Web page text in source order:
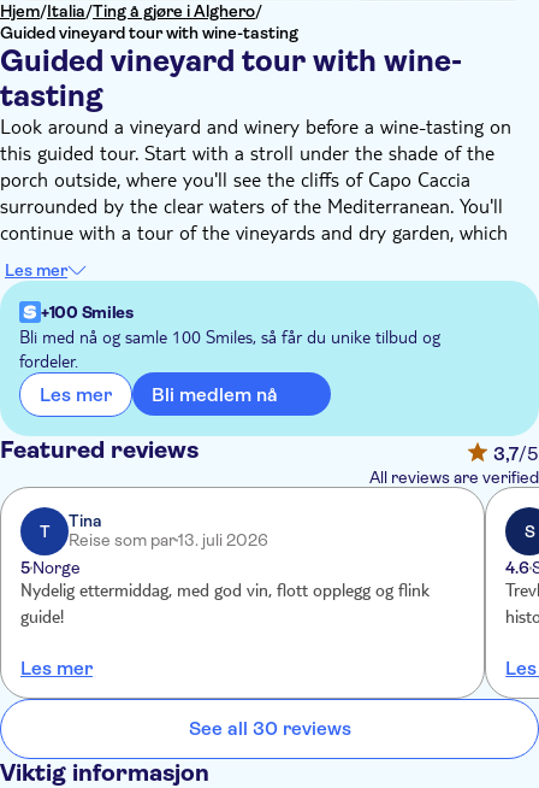
Hjem/Italia/Ting å gjøre i Alghero/
Guided vineyard tour with wine-tasting
Guided vineyard tour with wine-
tasting
Look around a vineyard and winery before a wine-tasting on
this guided tour. Start with a stroll under the shade of the
porch outside, where you'll see the cliffs of Capo Caccia
surrounded by the clear waters of the Mediterranean. You'll
continue with a tour of the vineyards and dry garden, which
cover more than 7,000 square metres and have over 80
different plant species growing there, all developed to thrive off
very little water. Then, you'll head down into the cellar to see
where the magic happens. During this part of the tour, you'll
learn how the flavours of the wines really come to life, using
techniques inspired by local tradition.
Afterwards, you can settle back in above ground into a room
with views of the surroundings and furniture by local designer,
Antonio Marras. Sit back and relax while you taste three wines,
accompanied by Sardinian cheese, cured meats and locally
produced bread, all chosen to bring out the qualities of the
wines.
Les mer
+100 Smiles
Bli med nå og samle 100 Smiles, så får du unike tilbud og
fordeler.
Les mer Bli medlem nå
Featured reviews 3,7/5
All reviews are verified
T
Tina
Reise som par13. juli 2026
5Norge
Nydelig ettermiddag, med god vin, flott opplegg og flink
guide!
Les mer
S
4.6
Trevlig guide
See all 30 reviews
Viktig informasjon